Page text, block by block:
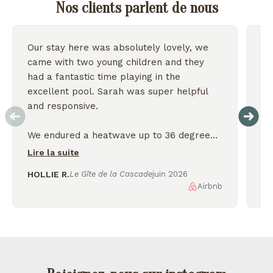
Nos clients parlent de nous
Our stay here was absolutely lovely, we
came with two young children and they
had a fantastic time playing in the
excellent pool. Sarah was super helpful
and responsive.
We endured a heatwave up to 36 degrees
but the house stayed nice and cool and we
We enjoyed exploring the nearby lakes
Lire la suite
HOLLIE R.Le Gîte de la Cascadejuin 2026
Airbnb